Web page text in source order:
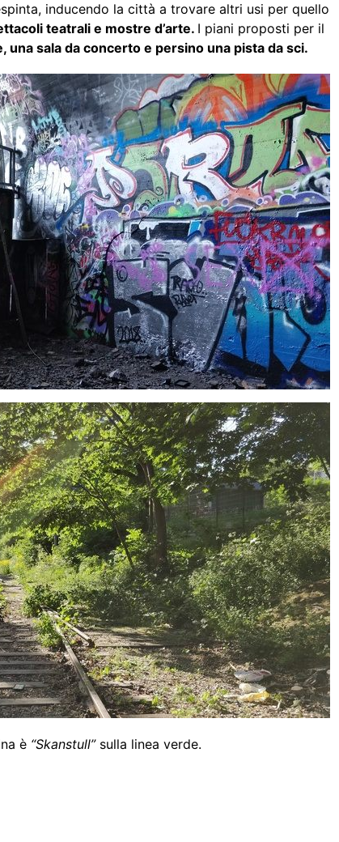
inducendo la città a trovare altri usi per quello
teatrali e mostre d’arte. I piani proposti per il
una sala da concerto e persino una pista da sci.
è “Skanstull” sulla linea verde.